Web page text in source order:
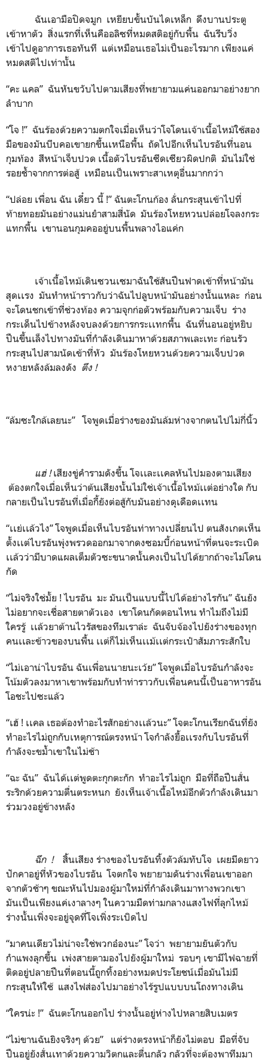
ฉันเอามือปิดจมูก เหยียบขั้นบันไดเหล็ก ดึงบานประตู
เข้าหาตัว สิ่งแรกที่เห็นคืออลิซที่หมดสติอยู่กับพื้น ฉันรีบวิ่ง
เข้าไปดูอาการเธอทันที แต่เหมือนเธอไม่เป็นอะไรมาก เพียงแค่
หมดสติไปเท่านั้น
“คะ แคล” ฉันหันขวับไปตามเสียงที่พยายามแค่นออกมาอย่างยาก
ลำบาก
“โจ !” ฉันร้องด้วยความตกใจเมื่อเห็นว่าโจโดนเจ้าเนื้อไหม้ใช้สอง
มือของมันบีบคอเขายกขึ้นเหนือพื้น ถัดไปอีกเห็นไบรอันที่นอน
กุมท้อง สีหน้าเจ็บปวด เนื้อตัวไบรอันซีดเซียวผิดปกติ มันไม่ใช่
รอยช้ำจากการต่อสู้ เหมือนเป็นเพราะสาเหตุอื่นมากกว่า
“ปล่อย เพื่อน ฉัน เดี๋ยว นี้ !” ฉันตะโกนก้อง ลั่นกระสุนเข้าไปที่
ท้ายทอยมันอย่างแม่นยำสามสี่นัด มันร้องโหยหวนปล่อยโจลงกระ
แทกพื้น เขานอนกุมคออยู่บนพื้นพลางไอแค่ก
เจ้าเนื้อไหม้เดินซวนเซมาฉันใช้สันปืนฟาดเข้าที่หน้ามัน
สุดเเรง มันทำหน้าราวกับว่าฉันไปลูบหน้ามันอย่างนั้นแหละ ก่อน
จะโดนชกเข้าที่ช่วงท้อง ความจุกก่อตัวพร้อมกับความเจ็บ ร่าง
กระเด็นไปข้างหลังจบลงด้วยการกระเเทกพื้น ฉันที่นอนอยู่หยิบ
ปืนขึ้นเล็งไปทางมันที่กำลังเดินมาหาด้วยสภาพเละเทะ ก่อนรัว
กระสุนไปสามนัดเข้าที่หัว มันร้องโหยหวนด้วยความเจ็บปวด
หงายหลังล้มลงดัง ตึง !
“ล้มซะใกล้เลยนะ” โจพูดเมื่อร่างของมันล้มห่างจากตนไปไม่กี่นิ้ว
แฮ่!เสียงขู่คำรามดังขึ้น โจเเละเเคลหันไปมองตามเสียง
ต้องตกใจเมื่อเห็นว่าต้นเสียงนั้นไม่ใช่เจ้าเนื้อไหม้เเต่อย่างใด กับ
กลายเป็นไบรอันที่เมื่อกี้ยังต่อสู้กับมันอย่างดุเดือดเเทน
“เเย่เเล้วไง” โจพูดเมื่อเห็นไบรอันท่าทางเปลี่ยนไป ตนสังเกตเห็น
ตั้งเเต่ไบรอันพุ่งพรวดออกมาจากดงซอมบี้ก่อนหน้าที่ตนจะระเบิด
เเล้วว่ามีบาดแผลเต็มตัวซะขนาดนั้นคงเป็นไปได้ยากถ้าจะไม่โดน
กัด
“ไม่จริงใช่มั้ย ! ไบรอัน มะ มันเป็นแบบนี้ไปได้อย่างไรกัน” ฉันยัง
ไม่อยากจะเชื่อสายตาตัวเอง เขาโดนกัดตอนไหน ทำไมถึงไม่มี
ใครรู้ เเล้วยาต้านไวรัสของทีมเราล่ะ ฉันจับจ้องไปยังร่างของทุก
คนเเละข้าวของบนพื้น เเต่ก็ไม่เห็นเเม้เเต่กระเป๋าสัมภาระสักใบ
“ไม่เอาน่าไบรอัน ฉันเพื่อนนายนะเว้ย” โจพูดเมื่อไบรอันกำลังจะ
โน้มตัวลงมาหาเขาพร้อมกับทำท่าราวกับเพื่อนคนนี้เป็นอาหารอัน
โอชะไปซะแล้ว
“เฮ้ ! เเคล เธอต้องทำอะไรสักอย่างเเล้วนะ” โจตะโกนเรียกฉันที่ยัง
ทำอะไรไม่ถูกกับเหตุการณ์ตรงหน้า โจกำลังยื้อเเรงกับไบรอันที่
กำลังจะขม้ำเขาในไม่ช้า
“ฉะ ฉัน” ฉันได้เเต่พูดตะกุกตะกัก ทำอะไรไม่ถูก มือที่ถือปืนสั่น
ระริกด้วยความตื่นตระหนก ยังเห็นเจ้าเนื้อไหม้อีกตัวกำลังเดินมา
ร่วมวงอยู่ข้างหลัง
ฉึก !สิ้นเสียง ร่างของไบรอันทิ้งตัวล้มทับโจ เผยมีดยาว
ปักคาอยู่ที่หัวของไบรอัน โจตกใจ พยายามดันร่างเพื่อนเขาออก
จากตัวช้าๆ ขณะหันไปมองผู้มาใหม่ที่กำลังเดินมาทางพวกเขา
มันเป็นเพียงแค่เงาลางๆ ในความมืดท่ามกลางแสงไฟที่ลุกไหม้
ร่างนั้นเพิ่งจะอยู่จุดที่โจเพิ่งระเบิดไป
“มาคนเดียวไม่น่าจะใช่พวกอ๋องนะ” โจว่า พยายามยันตัวกับ
กำแพงลุกขึ้น เพ่งสายตามองไปยังผู้มาใหม่ รอบๆ เขามีไฟฉายที่
ติดอยู่ปลายปืนที่ตอนนี้ถูกทิ้งอย่างหมดประโยชน์เมื่อมันไม่มี
กระสุนให้ใช้ แสงไฟส่องไปมาอย่างไร้รูปแบบบนโถงทางเดิน
“ใครน่ะ !” ฉันตะโกนออกไป ร่างนั้นอยู่ห่างไปหลายสิบเมตร
“ไม่ขานฉันยิงจริงๆ ด้วย” แต่ร่างตรงหน้าก็ยังไม่ตอบ มือที่จับ
ปืนอยู่ยังสั่นเทาด้วยความวิตกและตื่นกลัว กลัวที่จะต้องพาทีมมา